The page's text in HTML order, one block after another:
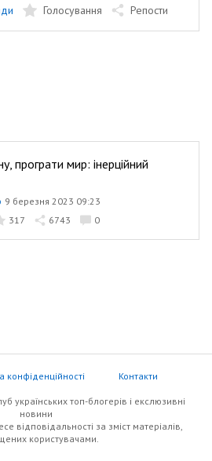
Голосування Репости
програти мир: інерційний
9 березня 2023 09:23
317 6743 0
конфіденційності Контакти
українських топ-блогерів i екслюзивнi
новини
відповідальності за зміст матеріалів,
користувачами.